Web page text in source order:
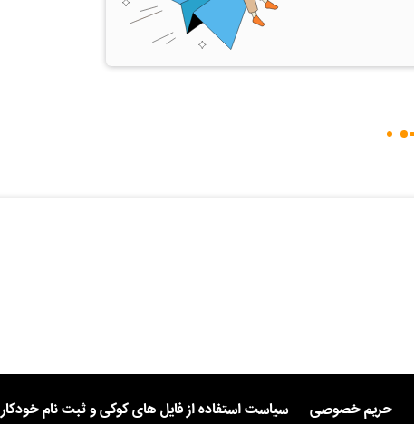
حریم خصوصی سیاست استفاده از فایل های کوکی و ثبت نام خودکار